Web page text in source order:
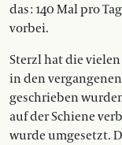
das : 140 Mal pro
vorbei.
Sterzl hat die
in den
geschrieben
auf der Schiene
wurde umgesetzt.